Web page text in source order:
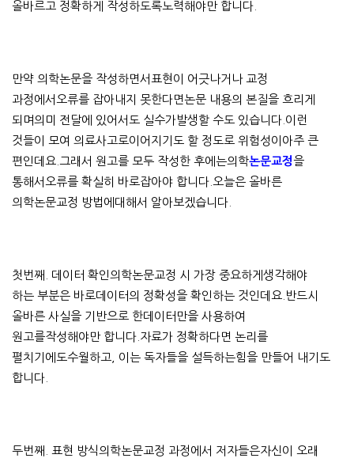
올바르고 정확하게 작성하도록노력해야만 합니다.
만약 의학논문을 작성하면서표현이 어긋나거나 교정
과정에서오류를 잡아내지 못한다면논문 내용의 본질을 흐리게
되며의미 전달에 있어서도 실수가발생할 수도 있습니다.이런
것들이 모여 의료사고로이어지기도 할 정도로 위험성이아주 큰
편인데요.그래서 원고를 모두 작성한 후에는의학논문교정을
통해서오류를 확실히 바로잡아야 합니다.오늘은 올바른
의학논문교정 방법에대해서 알아보겠습니다.
첫번째. 데이터 확인의학논문교정 시 가장 중요하게생각해야
하는 부분은 바로데이터의 정확성을 확인하는 것인데요.반드시
올바른 사실을 기반으로 한데이터만을 사용하여
원고를작성해야만 합니다.자료가 정확하다면 논리를
펼치기에도수월하고, 이는 독자들을 설득하는힘을 만들어 내기도
합니다.
두번째. 표현 방식의학논문교정 과정에서 저자들은자신이 오래